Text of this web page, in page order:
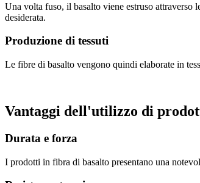
Una volta fuso, il basalto viene estruso attraverso
desiderata.
Produzione di tessuti
Le fibre di basalto vengono quindi elaborate in
Vantaggi dell'utilizzo di
Durata e forza
I prodotti in fibra di basalto presentano una